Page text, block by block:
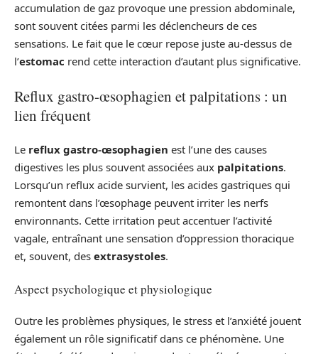
accumulation de gaz provoque une pression abdominale,
sont souvent citées parmi les déclencheurs de ces
sensations. Le fait que le cœur repose juste au-dessus de
l’estomac rend cette interaction d’autant plus significative.
Reflux gastro-œsophagien et palpitations : un
lien fréquent
Le reflux gastro-œsophagien est l’une des causes
digestives les plus souvent associées aux palpitations.
Lorsqu’un reflux acide survient, les acides gastriques qui
remontent dans l’œsophage peuvent irriter les nerfs
environnants. Cette irritation peut accentuer l’activité
vagale, entraînant une sensation d’oppression thoracique
et, souvent, des extrasystoles.
Aspect psychologique et physiologique
Outre les problèmes physiques, le stress et l’anxiété jouent
également un rôle significatif dans ce phénomène. Une